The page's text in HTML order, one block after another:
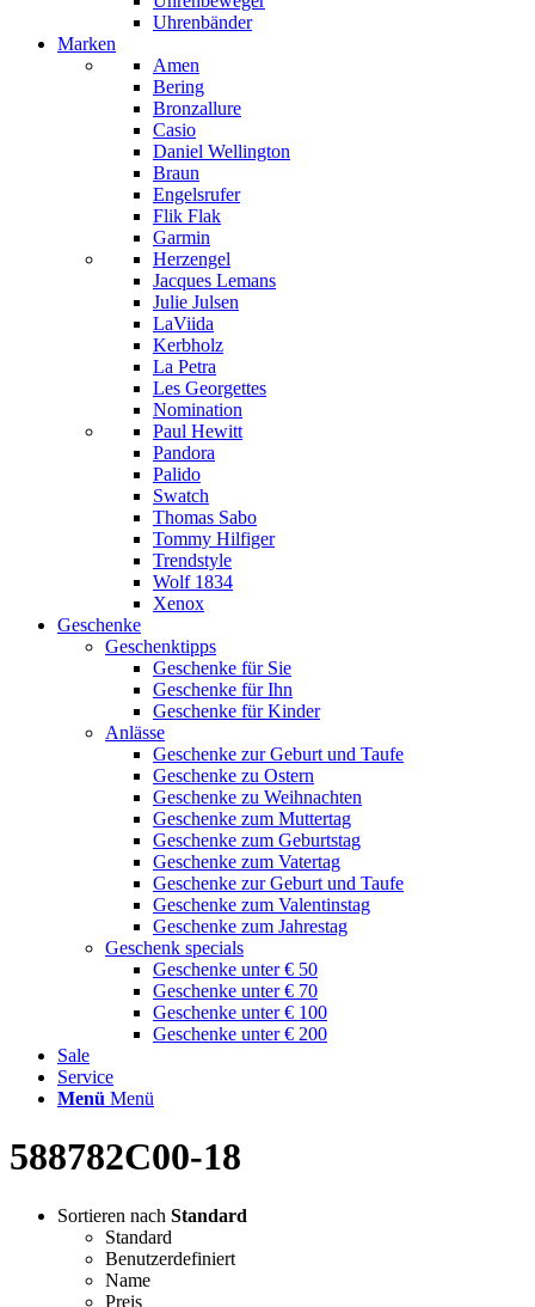
Uhrenbänder
Marken
Amen
Bering
Bronzallure
Casio
Daniel Wellington
Braun
Engelsrufer
Flik Flak
Garmin
Herzengel
Jacques Lemans
Julie Julsen
LaViida
Kerbholz
La Petra
Les Georgettes
Nomination
Paul Hewitt
Pandora
Palido
Swatch
Thomas Sabo
Tommy Hilfiger
Trendstyle
Wolf 1834
Xenox
Geschenke
Geschenktipps
Geschenke für Sie
Geschenke für Ihn
Geschenke für Kinder
Anlässe
Geschenke zur Geburt und Taufe
Geschenke zu Ostern
Geschenke zu Weihnachten
Geschenke zum Muttertag
Geschenke zum Geburtstag
Geschenke zum Vatertag
Geschenke zur Geburt und Taufe
Geschenke zum Valentinstag
Geschenke zum Jahrestag
Geschenk specials
Geschenke unter € 50
Geschenke unter € 70
Geschenke unter € 100
Geschenke unter € 200
Sale
Service
Menü Menü
588782C00-18
Sortieren nach Standard
Standard
Benutzerdefiniert
Name
Preis